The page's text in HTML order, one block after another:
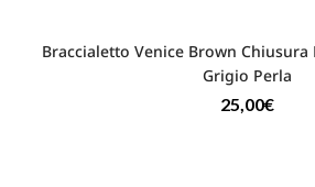
Braccialetto Venice Brown
Grigio Perla
25,00€